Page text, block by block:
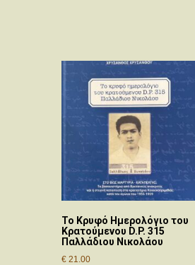
Το Κρυφό Ημερολόγιο του
Κρατούμενου D.P. 315
Παλλάδιου Νικολάου
€ 21.00